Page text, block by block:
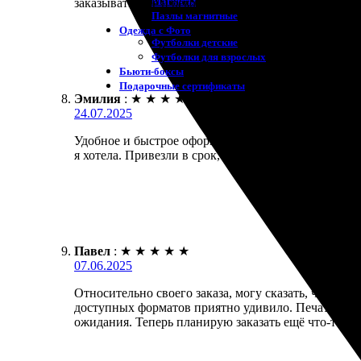
Пазлы магнитные
Одежда с Фото
Футболки детские
Футболки для взрослых
Бьюти-боксы
Подарочные сертификаты
заказывать ещё и рекомендовать всем друзьям.
Эмилия : ★ ★ ★ ★
24.07.2025
Удобное и быстрое оформление заказа. Выбор
я хотела. Привезли в срок, упаковка хорошая.
Павел : ★ ★ ★ ★ ★
07.06.2025
Относительно своего заказа, могу сказать, что
доступных форматов приятно удивило. Печать
ожидания. Теперь планирую заказать ещё что-то!